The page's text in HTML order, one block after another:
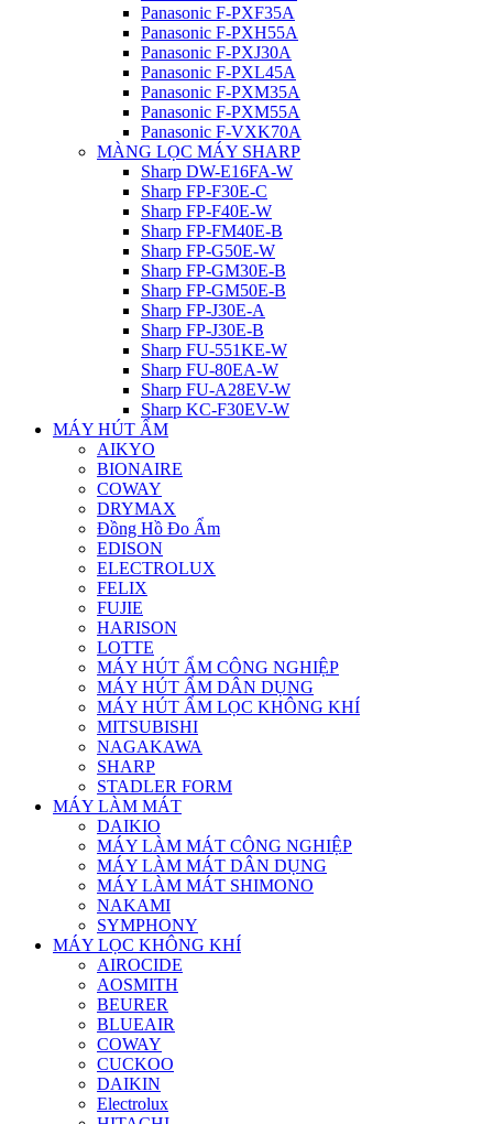
Panasonic F-PXF35A
Panasonic F-PXH55A
Panasonic F-PXJ30A
Panasonic F-PXL45A
Panasonic F-PXM35A
Panasonic F-PXM55A
Panasonic F-VXK70A
MÀNG LỌC MÁY SHARP
Sharp DW-E16FA-W
Sharp FP-F30E-C
Sharp FP-F40E-W
Sharp FP-FM40E-B
Sharp FP-G50E-W
Sharp FP-GM30E-B
Sharp FP-GM50E-B
Sharp FP-J30E-A
Sharp FP-J30E-B
Sharp FU-551KE-W
Sharp FU-80EA-W
Sharp FU-A28EV-W
Sharp KC-F30EV-W
MÁY HÚT ẨM
AIKYO
BIONAIRE
COWAY
DRYMAX
Đồng Hồ Đo Ẩm
EDISON
ELECTROLUX
FELIX
FUJIE
HARISON
LOTTE
MÁY HÚT ẨM CÔNG NGHIỆP
MÁY HÚT ẨM DÂN DỤNG
MÁY HÚT ẨM LỌC KHÔNG KHÍ
MITSUBISHI
NAGAKAWA
SHARP
STADLER FORM
MÁY LÀM MÁT
DAIKIO
MÁY LÀM MÁT CÔNG NGHIỆP
MÁY LÀM MÁT DÂN DỤNG
MÁY LÀM MÁT SHIMONO
NAKAMI
SYMPHONY
MÁY LỌC KHÔNG KHÍ
AIROCIDE
AOSMITH
BEURER
BLUEAIR
COWAY
CUCKOO
DAIKIN
Electrolux